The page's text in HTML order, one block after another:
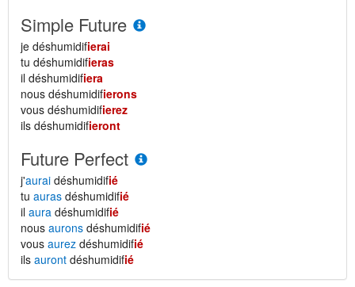
Simple Future
je déshumidifierai
tu déshumidifieras
il déshumidifiera
nous déshumidifierons
vous déshumidifierez
ils déshumidifieront
Future Perfect
j'aurai déshumidifié
tu auras déshumidifié
il aura déshumidifié
nous aurons déshumidifié
vous aurez déshumidifié
ils auront déshumidifié